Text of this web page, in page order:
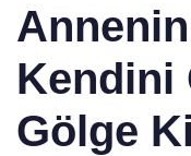
Kendini
Gölge